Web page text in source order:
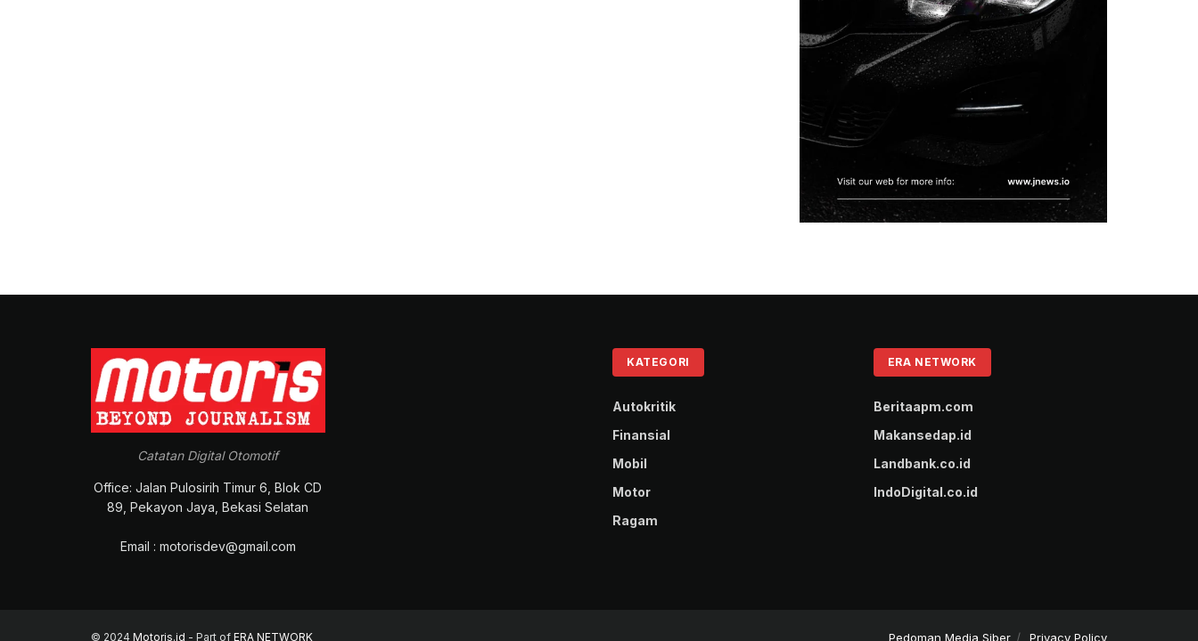
Catatan Digital Otomotif
Office: Jalan Pulosirih Timur 6, Blok CD
89, Pekayon Jaya, Bekasi Selatan
Email : motorisdev@gmail.com
KATEGORI
Autokritik
Finansial
Mobil
Motor
Ragam
ERA NETWORK
Beritaapm.com
Makansedap.id
Landbank.co.id
IndoDigital.co.id
Pedoman Media Siber Privacy Policy
© 2024 Motoris.id - Part of ERA NETWORK